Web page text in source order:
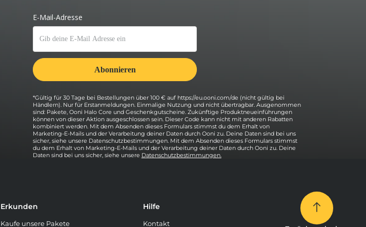
*Gültig für 30 Tage bei Bestellungen über 100 € auf https://eu.ooni.com/de (nicht gültig bei
Händlern). Nur für Erstanmeldungen. Einmalige Nutzung und nicht übertragbar. Ausgenommen
sind: Pakete, Ooni Halo Core und Geschenkgutscheine. Zukünftige Produktneueinführungen
können von dieser Aktion ausgeschlossen sein. Dieser Code kann nicht mit anderen Rabatten
kombiniert werden. Mit dem Absenden dieses Formulars stimmst du dem Erhalt von
Marketing-E-Mails und der Verarbeitung deiner Daten durch Ooni zu. Deine Daten sind bei uns
sicher, siehe unsere Datenschutzbestimmungen. Mit dem Absenden dieses Formulars stimmst
du dem Erhalt von Marketing-E-Mails und der Verarbeitung deiner Daten durch Ooni zu. Deine
Daten sind bei uns sicher, siehe unsere Datenschutzbestimmungen.
Erkunden
Kaufe unsere Pakete
Hilfe
Kontakt